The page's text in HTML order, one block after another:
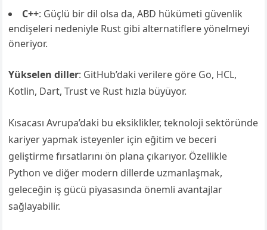
C++: Güçlü bir dil olsa da, ABD hükümeti güvenlik
endişeleri nedeniyle Rust gibi alternatiflere yönelmeyi
öneriyor.
Yükselen diller: GitHub’daki verilere göre Go, HCL,
Kotlin, Dart, Trust ve Rust hızla büyüyor.
Kısacası Avrupa’daki bu eksiklikler, teknoloji sektöründe
kariyer yapmak isteyenler için eğitim ve beceri
geliştirme fırsatlarını ön plana çıkarıyor. Özellikle
Python ve diğer modern dillerde uzmanlaşmak,
geleceğin iş gücü piyasasında önemli avantajlar
sağlayabilir.